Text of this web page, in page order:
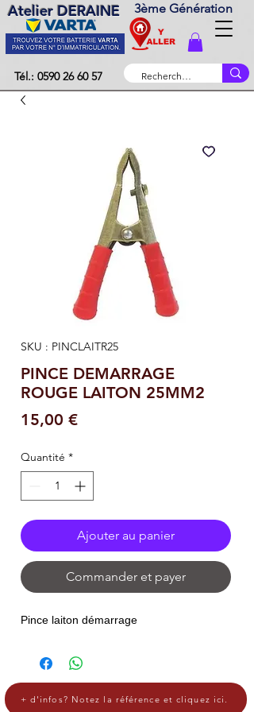
Atelier DERAINE 3ème Génération
Tél.: 0590 26 60 57
SKU : PINCLAITR25
PINCE DEMARRAGE
ROUGE LAITON 25MM2
15,00 €Prix
Quantité *
Ajouter au panier
Commander et payer
Pince laiton démarrage
+ d'infos? Notez la référence et cliquez ici.